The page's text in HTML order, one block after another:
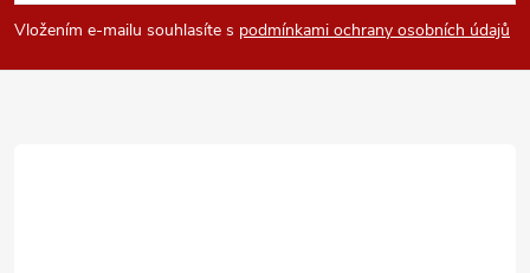
p
a
Vložením e-mailu souhlasíte s podmínkami ochrany osobních údajů